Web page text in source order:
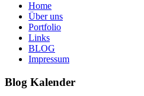
Home
Über uns
Portfolio
Links
BLOG
Impressum
Blog Kalender